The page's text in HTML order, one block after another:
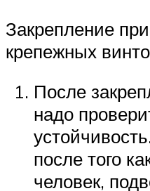
Закрепление
крепежных
После
надо
после того
человек,